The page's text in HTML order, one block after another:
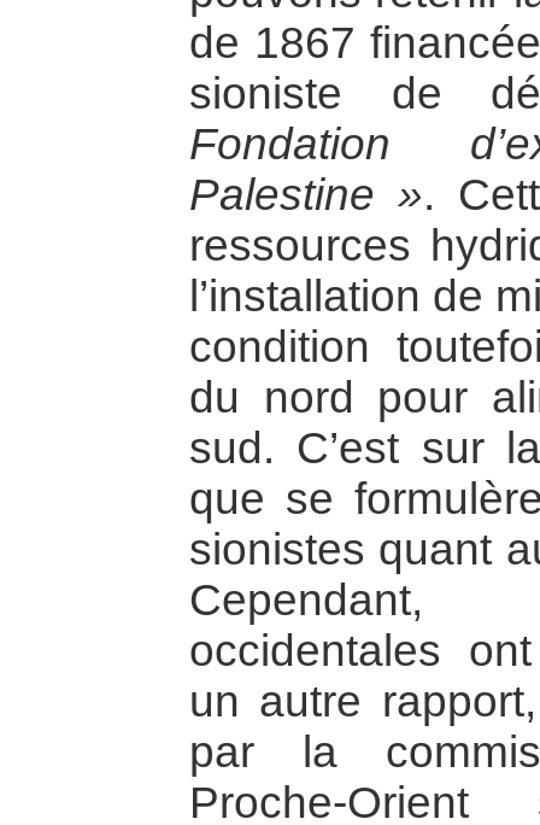
de 1867
sioniste de
Fondation
Palestine ».
ressources
l’installation de
condition
du nord pour
sud. C’est sur
que se
sionistes quant
occidentales
un autre
par la
Proche-